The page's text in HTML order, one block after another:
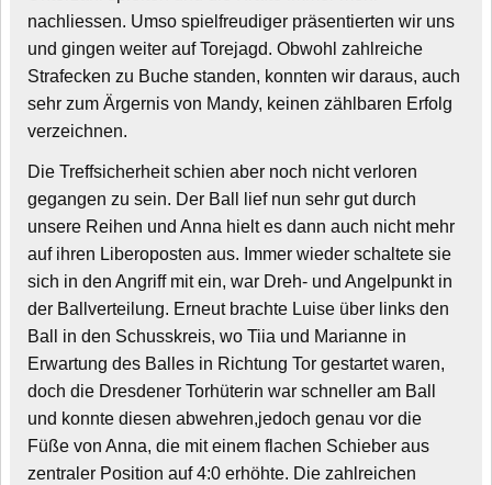
nachliessen. Umso spielfreudiger präsentierten wir uns
und gingen weiter auf Torejagd. Obwohl zahlreiche
Strafecken zu Buche standen, konnten wir daraus, auch
sehr zum Ärgernis von Mandy, keinen zählbaren Erfolg
verzeichnen.
Die Treffsicherheit schien aber noch nicht verloren
gegangen zu sein. Der Ball lief nun sehr gut durch
unsere Reihen und Anna hielt es dann auch nicht mehr
auf ihren Liberoposten aus. Immer wieder schaltete sie
sich in den Angriff mit ein, war Dreh- und Angelpunkt in
der Ballverteilung. Erneut brachte Luise über links den
Ball in den Schusskreis, wo Tiia und Marianne in
Erwartung des Balles in Richtung Tor gestartet waren,
doch die Dresdener Torhüterin war schneller am Ball
und konnte diesen abwehren,jedoch genau vor die
Füße von Anna, die mit einem flachen Schieber aus
zentraler Position auf 4:0 erhöhte. Die zahlreichen